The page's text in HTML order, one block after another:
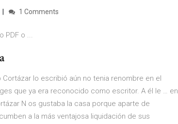
1 Comments
PDF o ...
lo escribió aún no tenia renombre en el
que ya era reconocido como escritor. A él le … en
N os gustaba la casa porque aparte de
a la más ventajosa liquidación de sus